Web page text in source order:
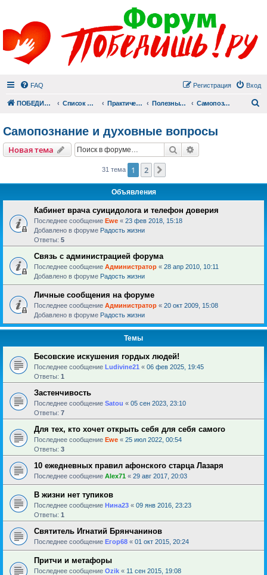
FAQ Вход
Регистрация
ПОБЕДИШЬ.РУ Список форумов Практический раздел Полезные материалы Самопознание и духовные вопросы
Самопознание и духовные вопросы
Новая тема Поиск
31 тема 1 2
Объявления
Кабинет врача суицидолога и телефон доверия
Последнее сообщение Ewe « 23 фев 2018, 15:18
Добавлено в форуме Радость жизни
Ответы: 5
Связь с администрацией форума
Последнее сообщение Администратор « 28 апр 2010, 10:11
Добавлено в форуме Радость жизни
Личные сообщения на форуме
Последнее сообщение Администратор « 20 окт 2009, 15:08
Добавлено в форуме Радость жизни
Темы
Бесовские искушения гордых людей!
Последнее сообщение Ludivine21 « 06 фев 2025, 19:45
Ответы: 1
Застенчивость
Последнее сообщение Satou « 05 сен 2023, 23:10
Ответы: 7
Для тех, кто хочет открыть себя для себя самого
Последнее сообщение Ewe « 25 июл 2022, 00:54
Ответы: 3
10 ежедневных правил афонского старца Лазаря
Последнее сообщение Alex71 « 29 авг 2017, 20:03
В жизни нет тупиков
Последнее сообщение Нина23 « 09 янв 2016, 23:23
Ответы: 1
Святитель Игнатий Брянчанинов
Последнее сообщение Егор68 « 01 окт 2015, 20:24
Притчи и метафоры
Последнее сообщение Ozik « 11 сен 2015, 19:08